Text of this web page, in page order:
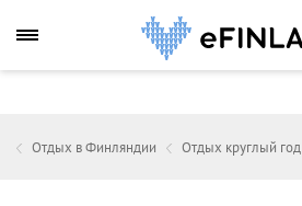
Отдых в Финляндии Отдых круглый год